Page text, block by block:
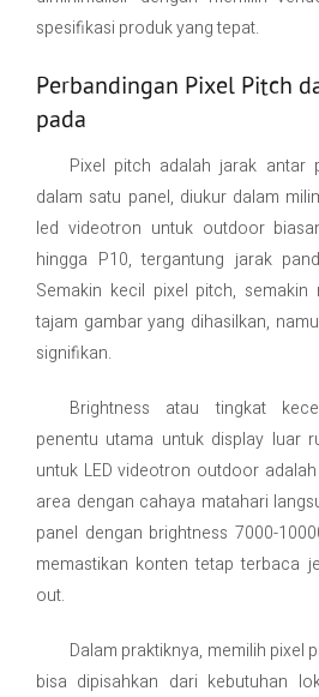
spesifikasi produk yang tepat.
Perbandingan Pixel Pitch
pada
Pixel pitch adalah jarak antar
dalam satu panel, diukur dalam
led videotron untuk outdoor
hingga P10, tergantung jarak
Semakin kecil pixel pitch, semakin
tajam gambar yang dihasilkan,
signifikan.
Brightness atau tingkat
penentu utama untuk display luar
untuk LED videotron outdoor
area dengan cahaya matahari
panel dengan brightness 7000-
memastikan konten tetap terbaca
out.
Dalam praktiknya, memilih pixel
bisa dipisahkan dari kebutuhan